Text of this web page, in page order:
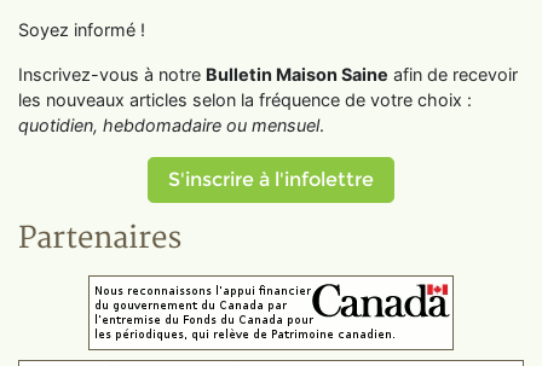
Soyez informé !
Inscrivez-vous à notre Bulletin Maison Saine afin de recevoir
les nouveaux articles selon la fréquence de votre choix :
quotidien, hebdomadaire ou mensuel.
S'inscrire à l'infolettre
Partenaires